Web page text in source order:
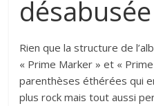
désabusée
Rien que la structure de
« Prime Marker » et «
parenthèses éthérées qui
plus rock mais tout aussi